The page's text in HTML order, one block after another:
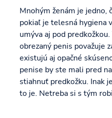
Mnohým ženám je jedno,
pokiaľ je telesná hygiena
umýva aj pod
obrezaný penis považuje
existujú aj opačné
penise by ste mali pred
stiahnuť predkožku. Inak
to je. Netreba si s tým